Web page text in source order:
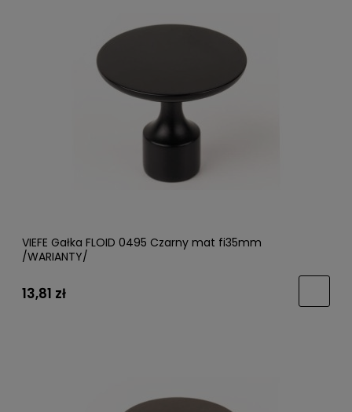
VIEFE Gałka FLOID 0495 Czarny mat fi35mm
/WARIANTY/
13,81 zł